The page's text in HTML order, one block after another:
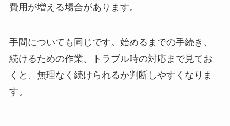
費用が増える場合があります。
手間についても同じです。始めるまでの手続き、
続けるための作業、トラブル時の対応まで見てお
くと、無理なく続けられるか判断しやすくなりま
す。